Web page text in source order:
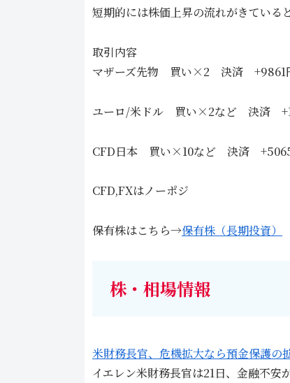
短期的には株価上昇の流れがきている
取引内容
マザーズ先物 買い×2 決済 +9861
ユーロ/米ドル 買い×2など 決済
CFD日本 買い×10など 決済
CFD,FXはノーポジ
保有株はこちら→保有株（長期投資）
株・相場情報
米財務長官、危機拡大なら預金保護の
イエレン米財務長官は21日、金融不